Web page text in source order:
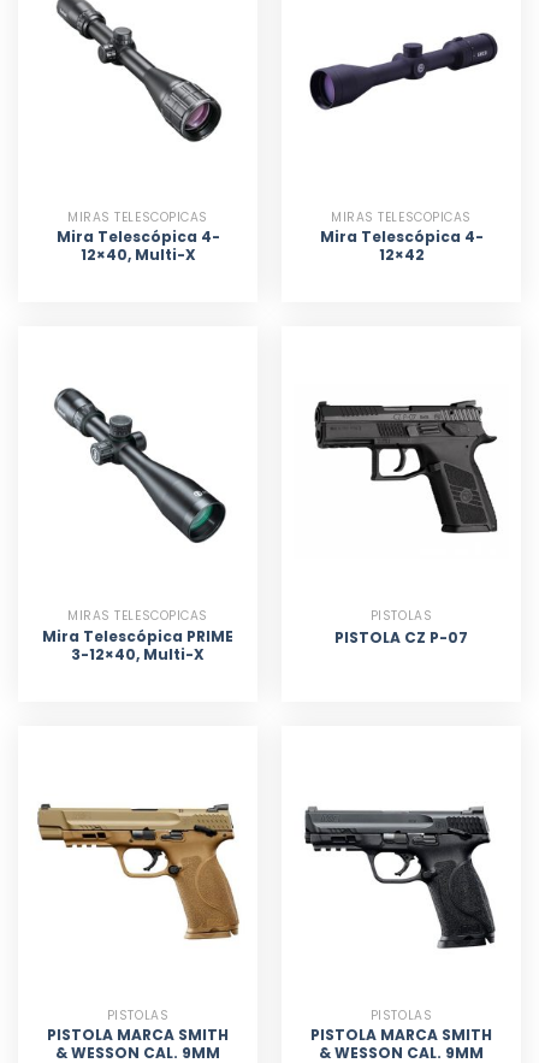
MIRAS TELESCOPICAS
Mira Telescópica 4-
12×40, Multi-X
MIRAS TELESCOPICAS
Mira Telescópica 4-
12×42
MIRAS TELESCOPICAS
Mira Telescópica PRIME
3-12×40, Multi-X
PISTOLAS
PISTOLA CZ P-07
PISTOLAS
PISTOLA MARCA SMITH
& WESSON CAL. 9MM
PISTOLAS
PISTOLA MARCA SMITH
& WESSON CAL. 9MM